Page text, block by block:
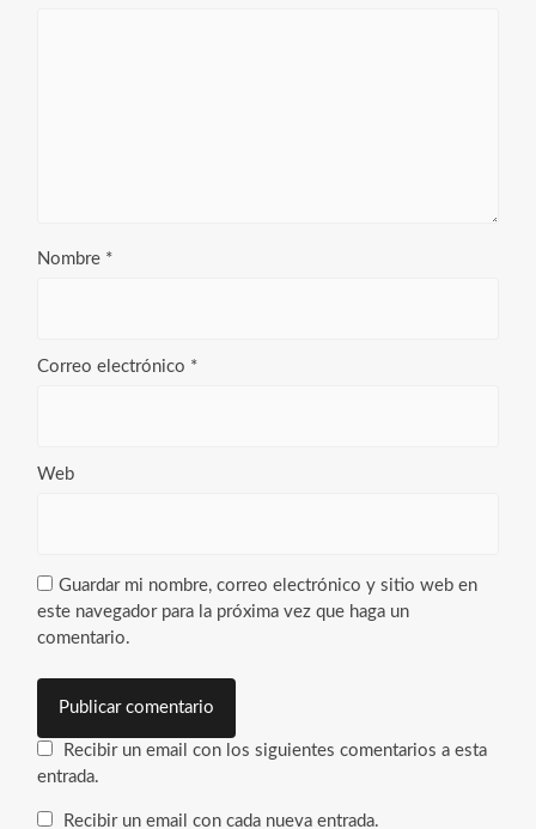
Nombre *
Correo electrónico *
Web
Guardar mi nombre, correo electrónico y sitio web en
este navegador para la próxima vez que haga un
comentario.
Recibir un email con los siguientes comentarios a esta
entrada.
Recibir un email con cada nueva entrada.